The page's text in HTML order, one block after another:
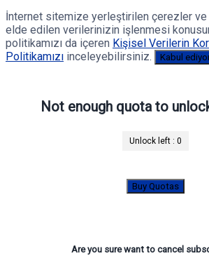
İnternet sitemize yerleştirilen çerezler
elde edilen verilerinizin işlenmesi
politikamızı da içeren Kişisel Verilerin
Politikamızı inceleyebilirsiniz. Kabul
Not enough quota to
Unlock left : 0
Buy Quotas
Are you sure want to cancel